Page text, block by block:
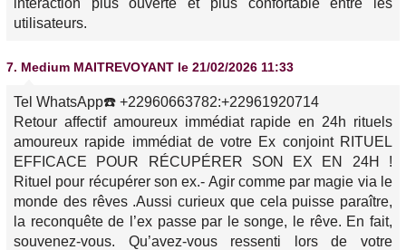
interaction plus ouverte et plus confortable entre les
utilisateurs.
7. Medium MAITREVOYANT le 21/02/2026 11:33
Tel WhatsApp☎️ +22960663782:+22961920714
Retour affectif amoureux immédiat rapide en 24h rituels
amoureux rapide immédiat de votre Ex conjoint RITUEL
EFFICACE POUR RÉCUPÉRER SON EX EN 24H !
Rituel pour récupérer son ex.- Agir comme par magie via le
monde des rêves .Aussi curieux que cela puisse paraître,
la reconquête de l’ex passe par le songe, le rêve. En fait,
souvenez-vous. Qu’avez-vous ressenti lors de votre